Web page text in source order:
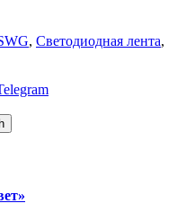
, Светодиодная лента,